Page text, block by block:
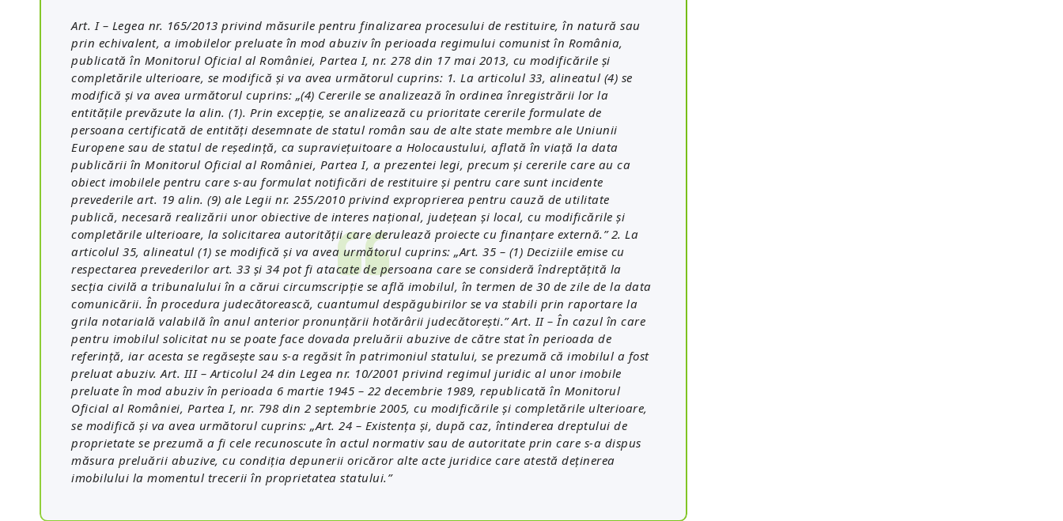
Art. I – Legea nr. 165/2013 privind măsurile pentru finalizarea procesului de restituire, în natură sau
prin echivalent, a imobilelor preluate în mod abuziv în perioada regimului comunist în România,
publicată în Monitorul Oficial al României, Partea I, nr. 278 din 17 mai 2013, cu modificările şi
completările ulterioare, se modifică şi va avea următorul cuprins: 1. La articolul 33, alineatul (4) se
modifică şi va avea următorul cuprins: „(4) Cererile se analizează în ordinea înregistrării lor la
entităţile prevăzute la alin. (1). Prin excepţie, se analizează cu prioritate cererile formulate de
persoana certificată de entităţi desemnate de statul român sau de alte state membre ale Uniunii
Europene sau de statul de reşedinţă, ca supravieţuitoare a Holocaustului, aflată în viaţă la data
publicării în Monitorul Oficial al României, Partea I, a prezentei legi, precum şi cererile care au ca
obiect imobilele pentru care s-au formulat notificări de restituire şi pentru care sunt incidente
prevederile art. 19 alin. (9) ale Legii nr. 255/2010 privind exproprierea pentru cauză de utilitate
publică, necesară realizării unor obiective de interes naţional, judeţean şi local, cu modificările şi
completările ulterioare, la solicitarea autorităţii care derulează proiecte cu finanţare externă.” 2. La
articolul 35, alineatul (1) se modifică şi va avea următorul cuprins: „Art. 35 – (1) Deciziile emise cu
respectarea prevederilor art. 33 şi 34 pot fi atacate de persoana care se consideră îndreptăţită la
secţia civilă a tribunalului în a cărui circumscripţie se află imobilul, în termen de 30 de zile de la data
comunicării. În procedura judecătorească, cuantumul despăgubirilor se va stabili prin raportare la
grila notarială valabilă în anul anterior pronunţării hotărârii judecătoreşti.” Art. II – În cazul în care
pentru imobilul solicitat nu se poate face dovada preluării abuzive de către stat în perioada de
referinţă, iar acesta se regăseşte sau s-a regăsit în patrimoniul statului, se prezumă că imobilul a fost
preluat abuziv. Art. III – Articolul 24 din Legea nr. 10/2001 privind regimul juridic al unor imobile
preluate în mod abuziv în perioada 6 martie 1945 – 22 decembrie 1989, republicată în Monitorul
Oficial al României, Partea I, nr. 798 din 2 septembrie 2005, cu modificările şi completările ulterioare,
se modifică şi va avea următorul cuprins: „Art. 24 – Existenţa şi, după caz, întinderea dreptului de
proprietate se prezumă a fi cele recunoscute în actul normativ sau de autoritate prin care s-a dispus
măsura preluării abuzive, cu condiţia depunerii oricăror alte acte juridice care atestă deţinerea
imobilului la momentul trecerii în proprietatea statului.”